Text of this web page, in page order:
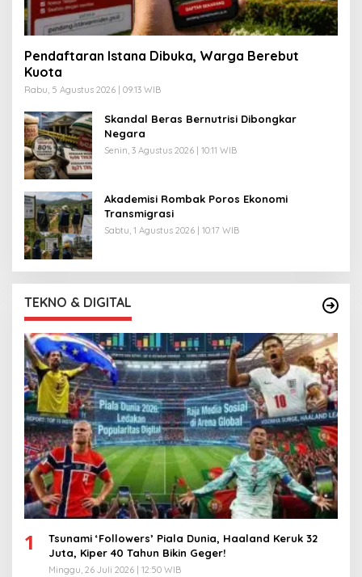
Pendaftaran Istana Dibuka, Warga Berebut
Kuota
Rabu, 5 Agustus 2026 | 09:13 WIB
Skandal Beras Bernutrisi Dibongkar
Negara
Senin, 3 Agustus 2026 | 10:11 WIB
Akademisi Rombak Poros Ekonomi
Transmigrasi
Sabtu, 1 Agustus 2026 | 10:17 WIB
TEKNO & DIGITAL
1
Tsunami ‘Followers’ Piala Dunia, Haaland Keruk 32
Juta, Kiper 40 Tahun Bikin Geger!
Minggu, 26 Juli 2026 | 12:50 WIB